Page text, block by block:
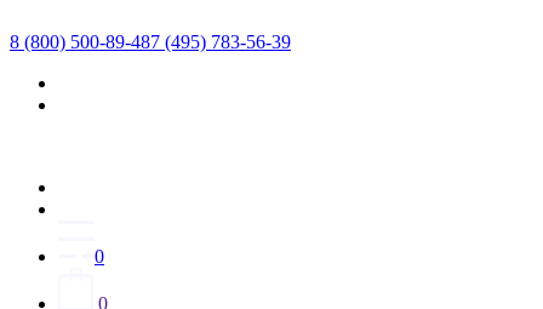
8 (800) 500-89-487 (495) 783-56-39
0
0